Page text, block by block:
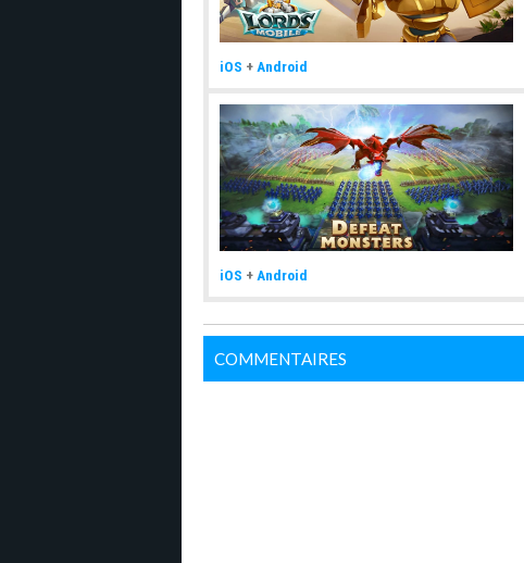
iOS + Android
iOS + Android
COMMENTAIRES